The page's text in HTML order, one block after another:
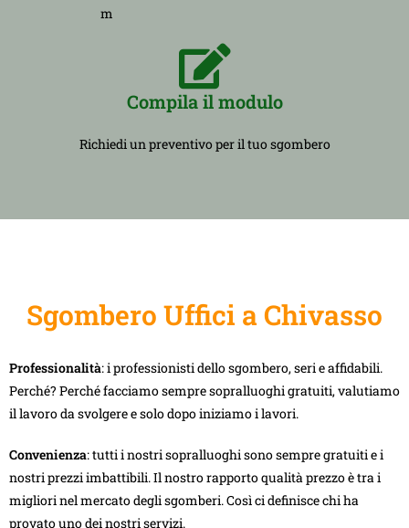
m
Compila il modulo
Richiedi un preventivo per il tuo sgombero
Sgombero Uffici a Chivasso
Professionalità: i professionisti dello sgombero, seri e affidabili.
Perché? Perché facciamo sempre sopralluoghi gratuiti, valutiamo
il lavoro da svolgere e solo dopo iniziamo i lavori.
Convenienza: tutti i nostri sopralluoghi sono sempre gratuiti e i
nostri prezzi imbattibili. Il nostro rapporto qualità prezzo è tra i
migliori nel mercato degli sgomberi. Così ci definisce chi ha
provato uno dei nostri servizi.